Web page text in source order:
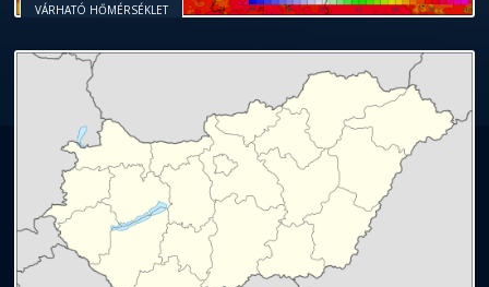
VÁRHATÓ HŐMÉRSÉKLET